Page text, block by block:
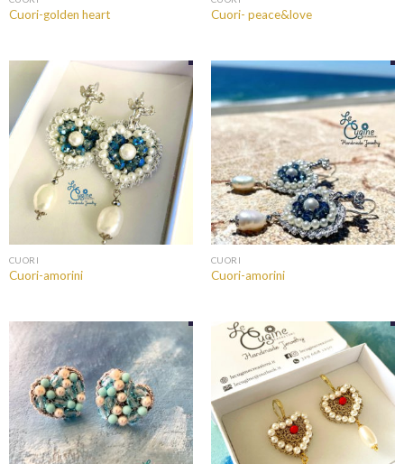
Cuori-golden heart Cuori- peace&love
CUORI
Cuori-amorini
CUORI
Cuori-amorini